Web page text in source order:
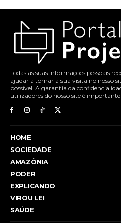
Todas as suas informações pessoais
ajudar a tornar a sua visita no nosso
possível. A garantia da
utilizadores do nosso site é
HOME
SOCIEDADE
AMAZÔNIA
PODER
EXPLICANDO
VIROU LEI
SAÚDE